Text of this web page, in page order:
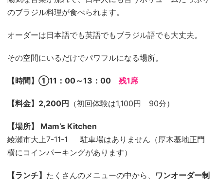
のブラジル料理が食べられます。
オーダーは日本語でも英語でもブラジル語でも大丈夫。
その空間にいるだけでパワフルになる場所。
【時間】➀11：00～13：00 残1席
【料金】2,200円 （初回体験は1,100円 90分）
【場所】 Mam’s Kitchen
綾瀬市大上7-11-1 駐車場はありません（厚木基地正門
横にコインパーキングがあります）
【ランチ】 たくさんのメニューの中から、 ワンオーダー制